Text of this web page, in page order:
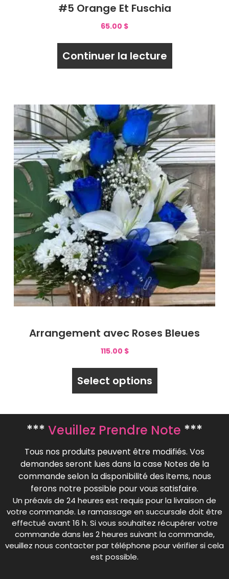
#5 Orange Et Fuschia
65.00 $
Continuer la lecture
Arrangement avec Roses Bleues
115.00 $
Select options
*** Veuillez Prendre Note ***
Tous nos produits peuvent être modifiés. Vos
demandes seront lues dans la case Notes de la
commande selon la disponibilité des items, nous
ferons notre possible pour vous satisfaire.
Un préavis de 24 heures est requis pour la livraison de
votre commande. Le ramassage en succursale doit être
effectué avant 16 h. Si vous souhaitez récupérer votre
commande dans les 2 heures suivant la commande,
veuillez nous contacter par téléphone pour vérifier si cela
est possible.